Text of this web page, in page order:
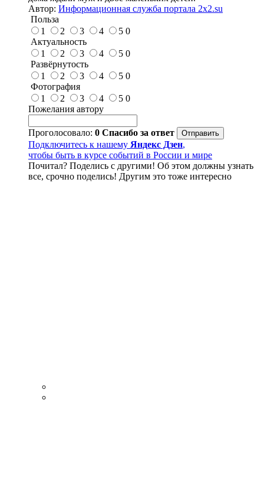
Автор: Информационная служба портала 2x2.su
Польза
1
2 3 4 5 0
Актуальность
1
2 3 4 5 0
Развёрнутость
1
2 3 4 5 0
Фотография
1
2 3 4 5 0
Пожелания автору
Проголосовало: 0 Спасибо за ответ
Подключитесь к нашему Яндекс Дзен,
чтобы быть в курсе событий в России и мире
Почитал? Поделись с другими! Об этом должны узнать
все, срочно поделись! Другим это тоже интересно